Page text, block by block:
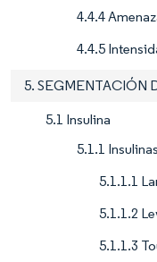
4.4.4
4.4.5
5. SEGMENTACIÓN
5.1 Insulina
5.1.1
5.1.1.1
5.1.1.2
5.1.1.3